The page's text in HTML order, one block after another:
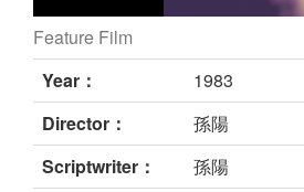
THE FLOWER THE KILLER still
Feature Film
Year：
1983
Director：
孫陽
Scriptwriter：
孫陽